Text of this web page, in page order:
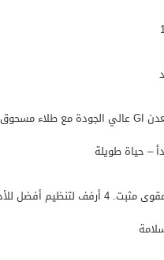
– حياة طويلة
زجاج أمامي مقوى مثبت. 4 أرفف